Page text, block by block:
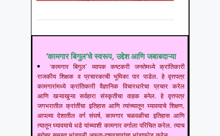
‘कामगार बिगुल’चे स्वरूप, उद्देश आणि जबाबदाऱ्या
‘कामगार बिगुल’ व्यापक कष्टकरी जनतेमध्ये क्रांतिकारी
राजकीय शिक्षक व प्रचारकाची भूमिका पार पाडेल. हे वृत्तपत्र
कामगारांमध्ये क्रांतिकारी वैज्ञानिक विचारधारेचा प्रचार करेल
आणि खऱ्याखुऱ्या सर्वहारा संस्कृतीचा वाहक बनेल. हे वृत्तपत्र
जगभरातील क्रांतींचा इतिहास आणि त्यांच्यातून घ्यावयाचे शिक्षण,
आपल्या देशातील वर्ग संघर्ष, कामगार चळवळीचा इतिहास आणि
त्यातून घ्यावयाचे धडे यांच्याशी कामगार वर्गाला परिचित करेल. त्याच